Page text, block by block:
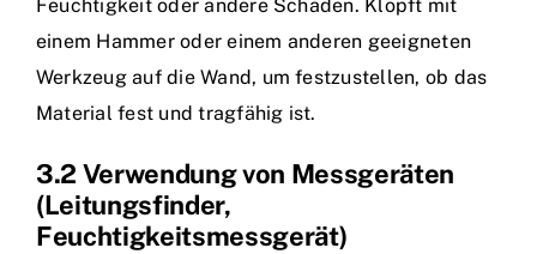
Feuchtigkeit oder andere Schäden. Klopft mit
einem Hammer oder einem anderen geeigneten
Werkzeug auf die Wand, um festzustellen, ob das
Material fest und tragfähig ist.
3.2 Verwendung von Messgeräten
(Leitungsfinder,
Feuchtigkeitsmessgerät)